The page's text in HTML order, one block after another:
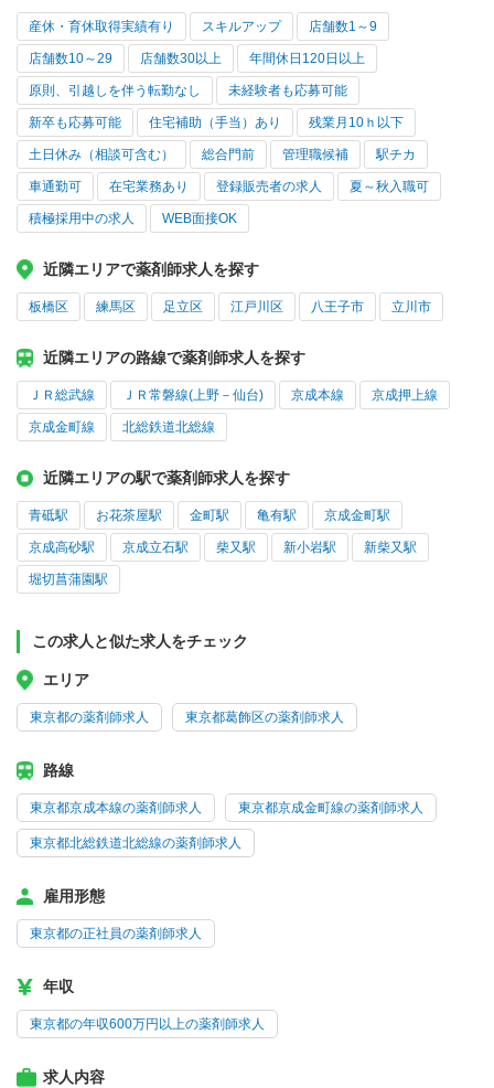
産休・育休取得実績有り スキルアップ 店舗数1～9
店舗数10～29 店舗数30以上 年間休日120日以上
原則、引越しを伴う転勤なし 未経験者も応募可能
新卒も応募可能 住宅補助（手当）あり 残業月10ｈ以下
土日休み（相談可含む） 総合門前 管理職候補 駅チカ
車通勤可 在宅業務あり 登録販売者の求人 夏～秋入職可
積極採用中の求人 WEB面接OK
近隣エリアで薬剤師求人を探す
板橋区 練馬区 足立区 江戸川区 八王子市 立川市
近隣エリアの路線で薬剤師求人を探す
ＪＲ総武線 ＪＲ常磐線(上野－仙台) 京成本線 京成押上線
京成金町線 北総鉄道北総線
近隣エリアの駅で薬剤師求人を探す
青砥駅 お花茶屋駅 金町駅 亀有駅 京成金町駅
京成高砂駅 京成立石駅 柴又駅 新小岩駅 新柴又駅
堀切菖蒲園駅
この求人と似た求人をチェック
エリア
東京都の薬剤師求人 東京都葛飾区の薬剤師求人
路線
東京都京成本線の薬剤師求人 東京都京成金町線の薬剤師求人
東京都北総鉄道北総線の薬剤師求人
雇用形態
東京都の正社員の薬剤師求人
年収
東京都の年収600万円以上の薬剤師求人
求人内容